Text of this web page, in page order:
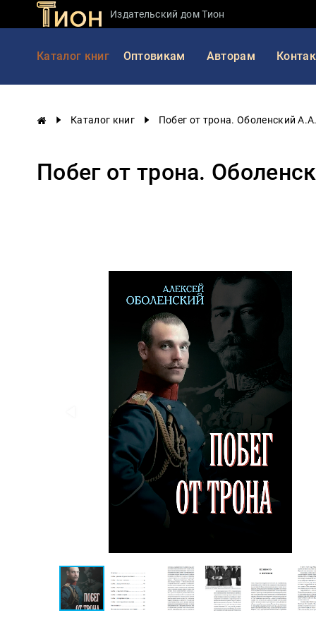
Издательский дом Тион
Каталог книг Оптовикам Авторам
Каталог книг Побег от трона. Оболенский А.А.
Побег от трона.
Занимательная
наука
История
Экономика
Политика
Религия